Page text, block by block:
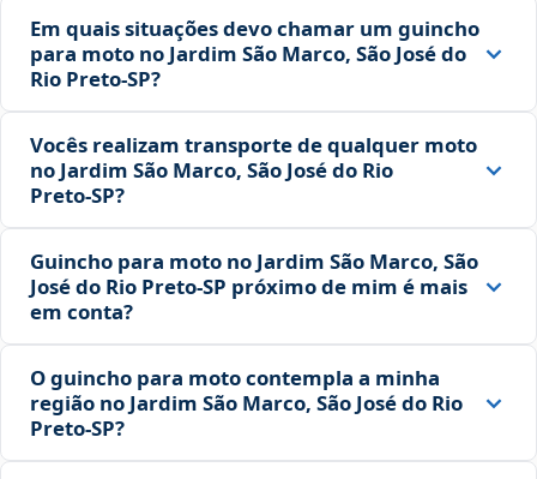
Em quais situações devo chamar um guincho
para moto no Jardim São Marco, São José do
Rio Preto‑SP?
Vocês realizam transporte de qualquer moto
no Jardim São Marco, São José do Rio
Preto‑SP?
Guincho para moto no Jardim São Marco, São
José do Rio Preto‑SP próximo de mim é mais
em conta?
O guincho para moto contempla a minha
região no Jardim São Marco, São José do Rio
Preto‑SP?